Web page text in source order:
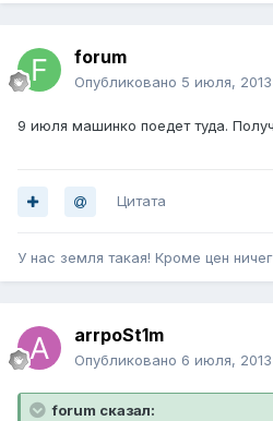
forum
Опубликовано 5 июля, 2013
9 июля машинко поедет туда.
Цитата
У нас земля такая! Кроме цен
arrpoSt1m
Опубликовано 6 июля, 2013
forum сказал: